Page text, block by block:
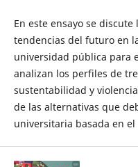
En este ensayo se
tendencias del futuro en
universidad pública para
analizan los perfiles de
sustentabilidad y
de las alternativas que
universitaria basada en